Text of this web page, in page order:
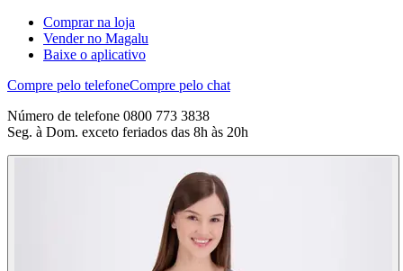
Comprar na loja
Vender no Magalu
Baixe o aplicativo
Compre pelo telefoneCompre pelo chat
Número de telefone 0800 773 3838
Seg. à Dom. exceto feriados das 8h às 20h